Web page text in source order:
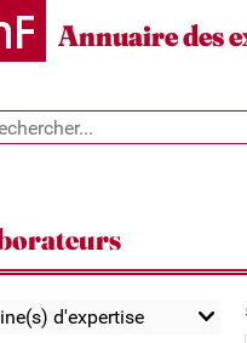
Annuaire des
d'expertise